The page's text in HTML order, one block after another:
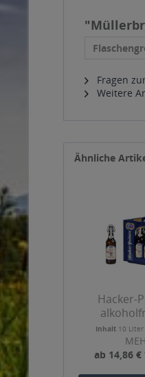
Fragen
Weitere
Ähnliche
Hacker-
Inhalt 10 Liter
ab 14,86